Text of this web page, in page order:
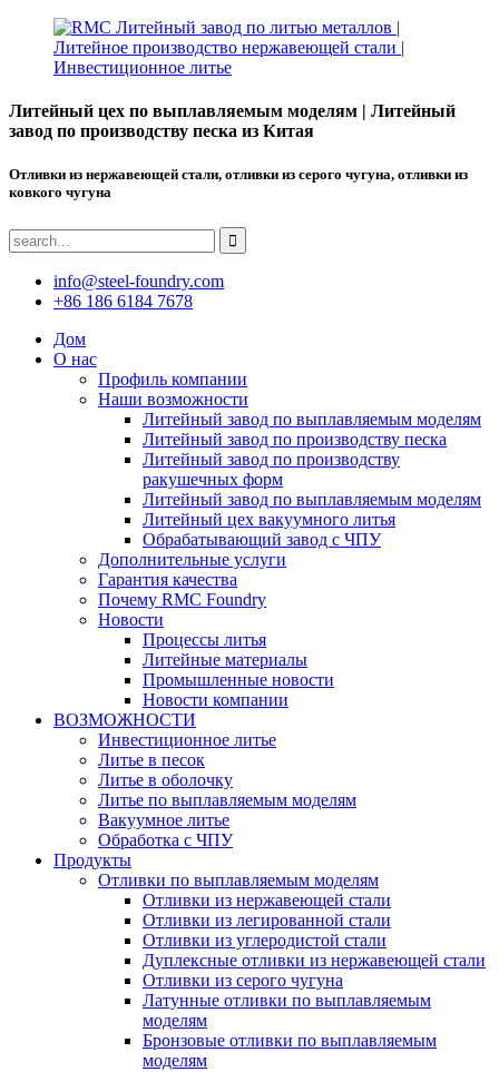
Литейный цех по выплавляемым моделям | Литейный
завод по производству песка из Китая
Отливки из нержавеющей стали, отливки из серого чугуна, отливки из
ковкого чугуна
info@steel-foundry.com
+86 186 6184 7678
Дом
О нас
Профиль компании
Наши возможности
Литейный завод по выплавляемым моделям
Литейный завод по производству песка
Литейный завод по производству
ракушечных форм
Литейный завод по выплавляемым моделям
Литейный цех вакуумного литья
Обрабатывающий завод с ЧПУ
Дополнительные услуги
Гарантия качества
Почему RMC Foundry
Новости
Процессы литья
Литейные материалы
Промышленные новости
Новости компании
ВОЗМОЖНОСТИ
Инвестиционное литье
Литье в песок
Литье в оболочку
Литье по выплавляемым моделям
Вакуумное литье
Обработка с ЧПУ
Продукты
Отливки по выплавляемым моделям
Отливки из нержавеющей стали
Отливки из легированной стали
Отливки из углеродистой стали
Дуплексные отливки из нержавеющей стали
Отливки из серого чугуна
Латунные отливки по выплавляемым
моделям
Бронзовые отливки по выплавляемым
моделям